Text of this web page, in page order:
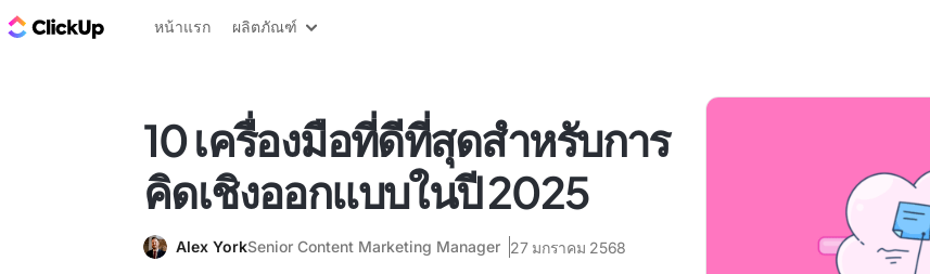
บล็อก ClickUp
หน้าแรก ผลิตภัณฑ์
10 เครื่องมือที่ดีที่สุดสำหรับการ
คิดเชิงออกแบบในปี 2025
Alex YorkSenior Content Marketing Manager 27 มกราคม 2568